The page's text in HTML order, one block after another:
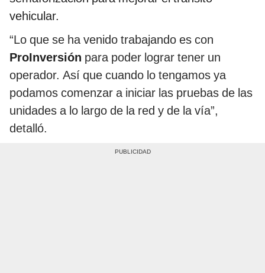
vehicular.
“Lo que se ha venido trabajando es con
ProInversión para poder lograr tener un
operador. Así que cuando lo tengamos ya
podamos comenzar a iniciar las pruebas de las
unidades a lo largo de la red y de la vía”,
detalló.